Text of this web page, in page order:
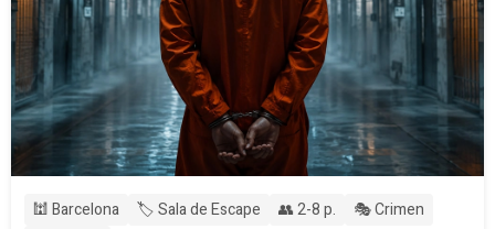
🕍 Barcelona 🏷️ Sala de Escape 👥 2-8 p.
🎭 Crimen